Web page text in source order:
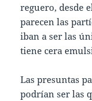
reguero, desde
parecen las
iban a ser las
tiene cera
Las presuntas
podrían ser las